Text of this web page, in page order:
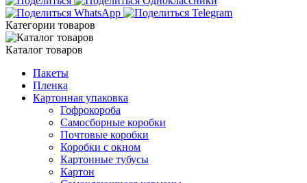
Категории товаров
Каталог товаров
Пакеты
Пленка
Картонная упаковка
Гофрокороба
Самосборные коробки
Почтовые коробки
Коробки с окном
Картонные тубусы
Картон